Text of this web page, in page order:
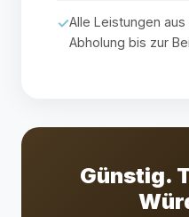
Alle Leistungen
Abholung bis zur
Günstig.